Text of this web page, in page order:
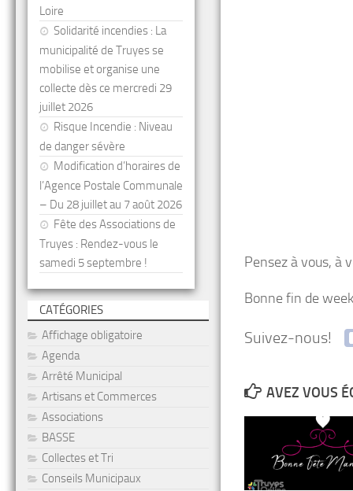
Pensez à vous, à
Bonne fin de
Suivez-nous!
AVEZ VOUS
Loire
Solidarité incendies : La
municipalité de Truyes se
mobilise et organise une
collecte dès ce mercredi 29
juillet 2026
Risque Incendie : Niveau
de danger sévère
Modification d’horaires de
l’Agence Postale Communale
– Du 28 juillet au 7 août 2026
Fête des Associations de
Truyes : Rendez-vous le
samedi 5 septembre !
CATÉGORIES
Affichage obligatoire
Agenda
Arrêté Municipal
Artisans et Commerces
Associations
BASSE
Collectes et Tri
Conseils Municipaux